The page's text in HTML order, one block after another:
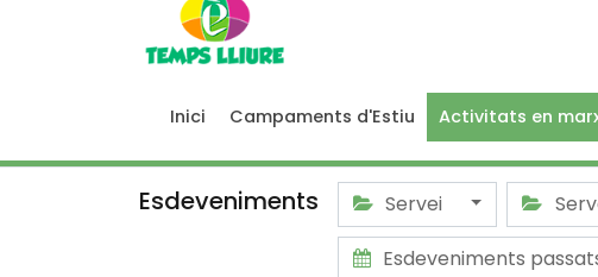
Inici Campaments d'Estiu Activitats en
Esdeveniments Servei
Esdeveniments